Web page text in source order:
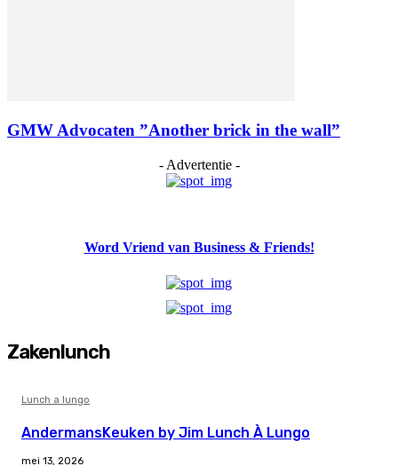
GMW Advocaten ”Another brick in the wall”
- Advertentie -
Word Vriend van Business & Friends!
Zakenlunch
Lunch a lungo
AndermansKeuken by Jim Lunch À Lungo
mei 13, 2026